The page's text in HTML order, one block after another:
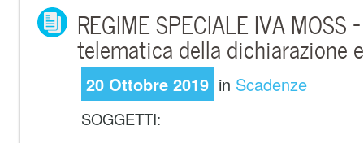
REGIME SPECIALE IVA MOSS
telematica della dichiarazione
20 Ottobre 2019 in Scadenze
SOGGETTI: